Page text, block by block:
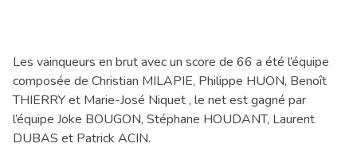
Les vainqueurs en brut avec un score de 66 a été l’équipe
composée de Christian MILAPIE, Philippe HUON, Benoît
THIERRY et Marie-José Niquet , le net est gagné par
l’équipe Joke BOUGON, Stéphane HOUDANT, Laurent
DUBAS et Patrick ACIN.